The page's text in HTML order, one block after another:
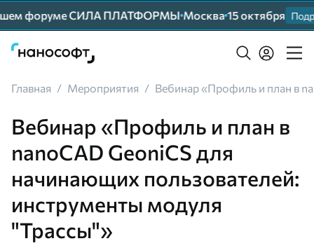
форуме СИЛА ПЛАТФОРМЫ Москва 15 октября
Главная / Мероприятия / Вебинар «Профиль и план в
Вебинар «Профиль и план в
nanoCAD GeoniCS для
начинающих пользователей:
инструменты модуля
"Трассы"»